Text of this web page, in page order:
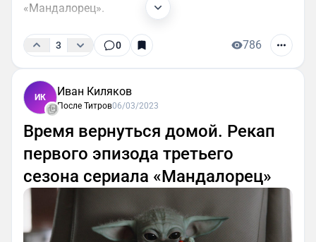
«Мандалорец».
3 0 786
ИК Иван Киляков
После Титров06/03/2023
Время вернуться домой. Рекап
первого эпизода третьего
сезона сериала «Мандалорец»